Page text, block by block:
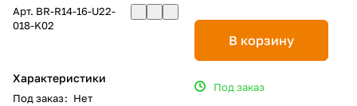
Арт. BR-R14-16-U22-
018-K02
Характеристики
Под заказ: Нет
В корзину
Под заказ